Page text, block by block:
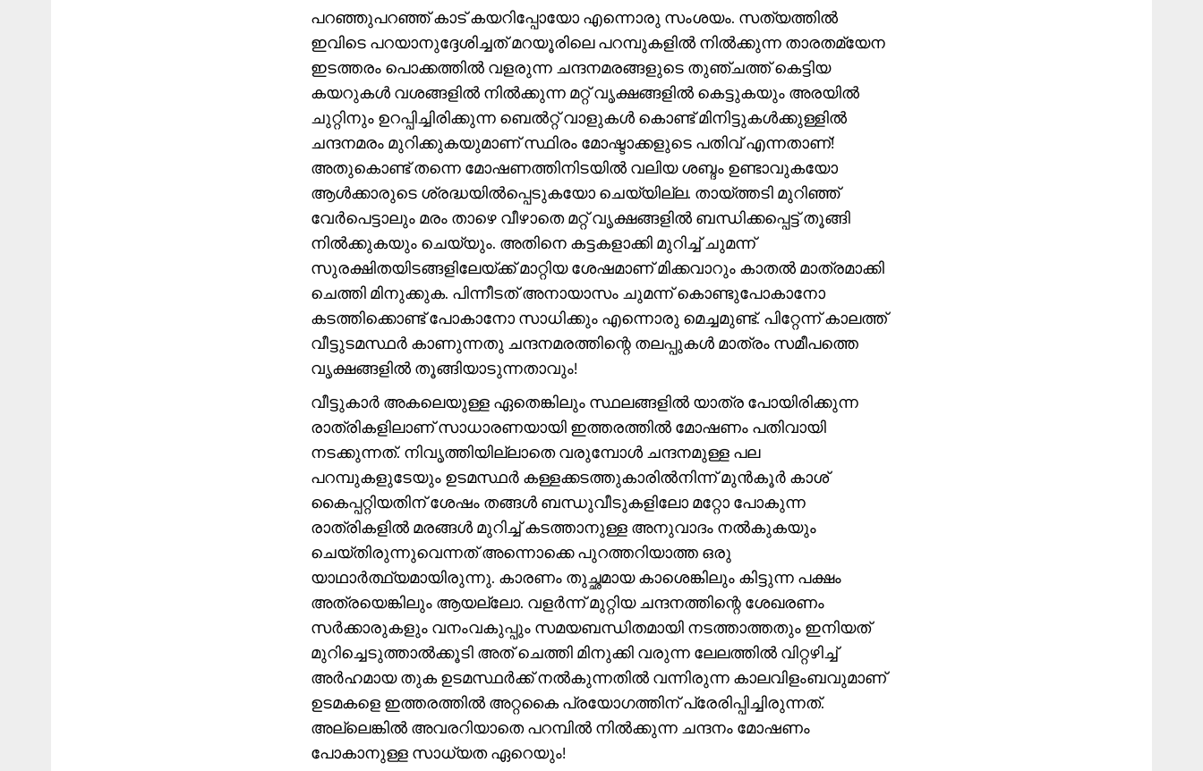
പറഞ്ഞുപറഞ്ഞ് കാട് കയറിപ്പോയോ എന്നൊരു സംശയം. സത്യത്തിൽ
ഇവിടെ പറയാനുദ്ദേശിച്ചത് മറയൂരിലെ പറമ്പുകളിൽ നിൽക്കുന്ന താരതമ്യേന
ഇടത്തരം പൊക്കത്തിൽ വളരുന്ന ചന്ദനമരങ്ങളുടെ തുഞ്ചത്ത് കെട്ടിയ
കയറുകൾ വശങ്ങളിൽ നിൽക്കുന്ന മറ്റ് വൃക്ഷങ്ങളിൽ കെട്ടുകയും അരയിൽ
ചുറ്റിനും ഉറപ്പിച്ചിരിക്കുന്ന ബെൽറ്റ് വാളുകൾ കൊണ്ട് മിനിട്ടുകൾക്കുള്ളിൽ
ചന്ദനമരം മുറിക്കുകയുമാണ് സ്ഥിരം മോഷ്ടാക്കളുടെ പതിവ് എന്നതാണ്!
അതുകൊണ്ട് തന്നെ മോഷണത്തിനിടയിൽ വലിയ ശബ്ദം ഉണ്ടാവുകയോ
ആൾക്കാരുടെ ശ്രദ്ധയിൽപ്പെടുകയോ ചെയ്യില്ല. തായ്ത്തടി മുറിഞ്ഞ്
വേർപെട്ടാലും മരം താഴെ വീഴാതെ മറ്റ് വൃക്ഷങ്ങളിൽ ബന്ധിക്കപ്പെട്ട് തൂങ്ങി
നിൽക്കുകയും ചെയ്യും. അതിനെ കട്ടകളാക്കി മുറിച്ച് ചുമന്ന്
സുരക്ഷിതയിടങ്ങളിലേയ്ക്ക് മാറ്റിയ ശേഷമാണ് മിക്കവാറും കാതൽ മാത്രമാക്കി
ചെത്തി മിനുക്കുക. പിന്നീടത് അനായാസം ചുമന്ന് കൊണ്ടുപോകാനോ
കടത്തിക്കൊണ്ട് പോകാനോ സാധിക്കും എന്നൊരു മെച്ചമുണ്ട്. പിറ്റേന്ന് കാലത്ത്
വീട്ടുടമസ്ഥർ കാണുന്നതു ചന്ദനമരത്തിന്റെ തലപ്പുകൾ മാത്രം സമീപത്തെ
വൃക്ഷങ്ങളിൽ തൂങ്ങിയാടുന്നതാവും!
വീട്ടുകാർ അകലെയുള്ള ഏതെങ്കിലും സ്ഥലങ്ങളിൽ യാത്ര പോയിരിക്കുന്ന
രാത്രികളിലാണ് സാധാരണയായി ഇത്തരത്തിൽ മോഷണം പതിവായി
നടക്കുന്നത്. നിവൃത്തിയില്ലാതെ വരുമ്പോൾ ചന്ദനമുള്ള പല
പറമ്പുകളുടേയും ഉടമസ്ഥർ കള്ളക്കടത്തുകാരിൽനിന്ന് മുൻകൂർ കാശ്
കൈപ്പറ്റിയതിന് ശേഷം തങ്ങൾ ബന്ധുവീടുകളിലോ മറ്റോ പോകുന്ന
രാത്രികളിൽ മരങ്ങൾ മുറിച്ച് കടത്താനുള്ള അനുവാദം നൽകുകയും
ചെയ്തിരുന്നുവെന്നത് അന്നൊക്കെ പുറത്തറിയാത്ത ഒരു
യാഥാർത്ഥ്യമായിരുന്നു. കാരണം തുച്ഛമായ കാശെങ്കിലും കിട്ടുന്ന പക്ഷം
അത്രയെങ്കിലും ആയല്ലോ. വളർന്ന് മുറ്റിയ ചന്ദനത്തിന്റെ ശേഖരണം
സർക്കാരുകളും വനംവകുപ്പും സമയബന്ധിതമായി നടത്താത്തതും ഇനിയത്
മുറിച്ചെടുത്താൽക്കൂടി അത് ചെത്തി മിനുക്കി വരുന്ന ലേലത്തിൽ വിറ്റഴിച്ച്
അർഹമായ തുക ഉടമസ്ഥർക്ക് നൽകുന്നതിൽ വന്നിരുന്ന കാലവിളംബവുമാണ്
ഉടമകളെ ഇത്തരത്തിൽ അറ്റകൈ പ്രയോഗത്തിന് പ്രേരിപ്പിച്ചിരുന്നത്.
അല്ലെങ്കിൽ അവരറിയാതെ പറമ്പിൽ നിൽക്കുന്ന ചന്ദനം മോഷണം
പോകാനുള്ള സാധ്യത ഏറെയും!